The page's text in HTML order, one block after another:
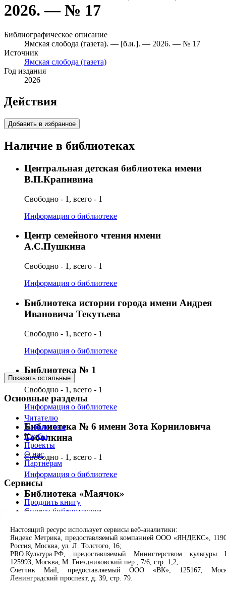
2026. — № 17
Библиографическое описание
Ямская слобода (газета). — [б.и.]. — 2026. — № 17
Источник
Ямская слобода (газета)
Год издания
2026
Действия
Добавить в избранное
Наличие в библиотеках
Центральная детская библиотека имени
В.П.Крапивина
Свободно - 1, всего - 1
Информация о библиотеке
Центр семейного чтения имени
А.С.Пушкина
Свободно - 1, всего - 1
Информация о библиотеке
Библиотека истории города имени Андрея
Ивановича Текутьева
Свободно - 1, всего - 1
Информация о библиотеке
Библиотека № 1
Свободно - 1, всего - 1
Информация о библиотеке
Библиотека № 6 имени Зота Корниловича
Тоболкина
Свободно - 1, всего - 1
Информация о библиотеке
Библиотека «Маячок»
Свободно - 1, всего - 1
Информация о библиотеке
Библиотека № 13 ВНФО
Свободно - 1, всего - 1
Показать остальные
Основные разделы
Читателю
Библиотеки
Клубы
Проекты
О нас
Партнерам
Сервисы
Продлить книгу
Спроси библиотекаря
Оцените качество услуг
Направить обращение директору
Соцсети
Вконтакте
Настоящий ресурс использует сервисы веб-аналитики:
Яндекс Метрика, предоставляемый компанией ООО «ЯНДЕКС»,
Россия, Москва, ул. Л. Толстого, 16;
PRO.Культура.РФ, предоставляемый Министерством культуры
125993, Москва, М. Гнездниковский пер., 7/6, стр. 1,2;
Счетчик Mail, предоставляемый ООО «ВК», 125167,
Ленинградский проспект, д. 39, стр. 79.